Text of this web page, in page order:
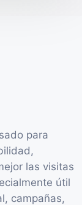
para
las visitas
útil
campañas,